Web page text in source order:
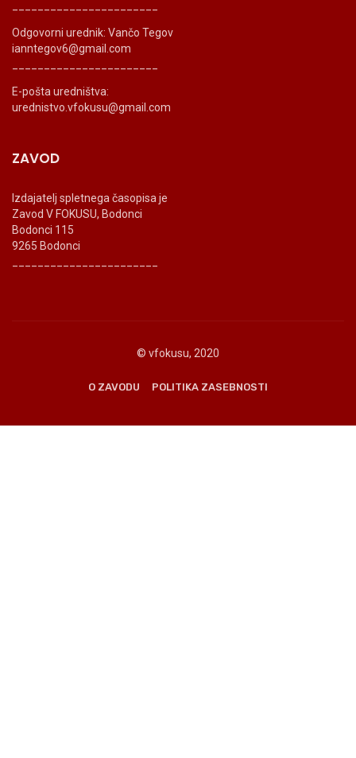
Odgovorni urednik: Vančo Tegov
ianntegov6@gmail.com
E-pošta uredništva:
urednistvo.vfokusu@gmail.com
ZAVOD
Izdajatelj spletnega časopisa je
Zavod V FOKUSU, Bodonci
Bodonci 115
9265 Bodonci
© vfokusu, 2020
O ZAVODU POLITIKA ZASEBNOSTI